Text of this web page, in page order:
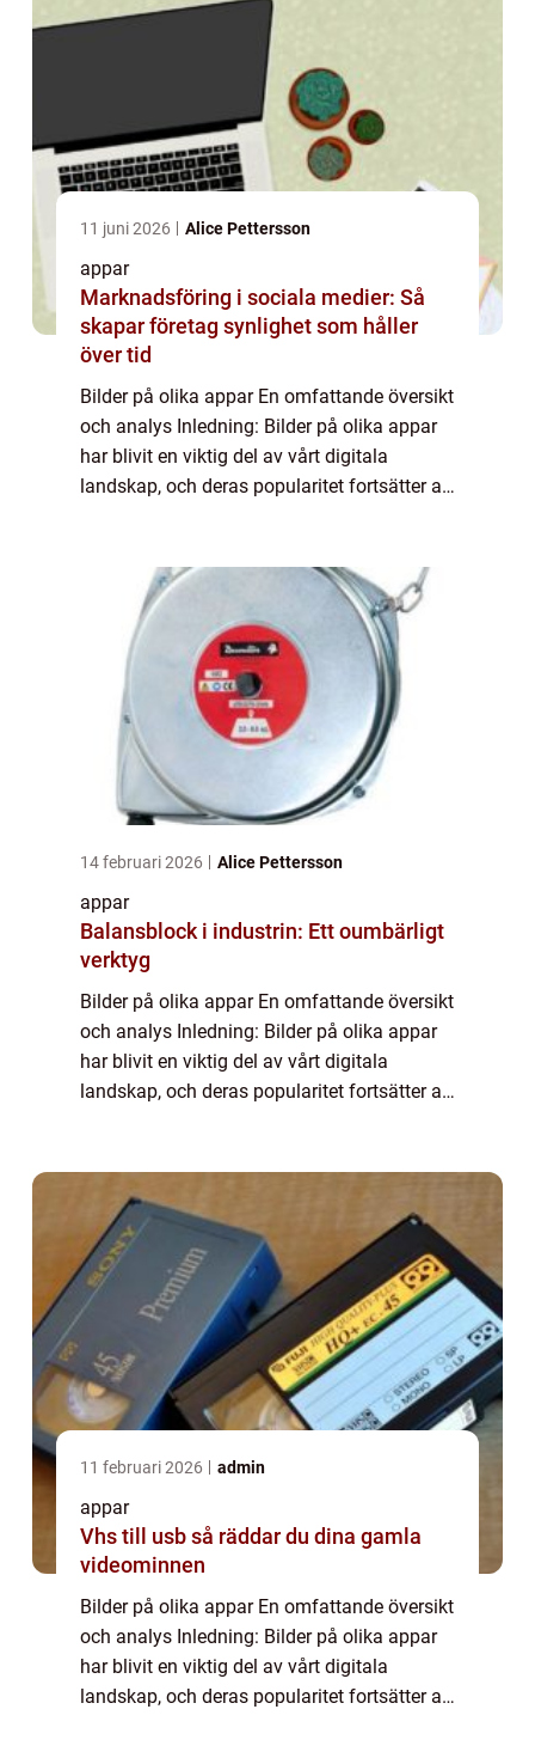
11 juni 2026 Alice Pettersson
appar
Marknadsföring i sociala medier: Så
skapar företag synlighet som håller
över tid
Bilder på olika appar En omfattande översikt
och analys Inledning: Bilder på olika appar
har blivit en viktig del av vårt digitala
landskap, och deras popularitet fortsätter att
14 februari 2026 Alice Pettersson
appar
Balansblock i industrin: Ett oumbärligt
verktyg
Bilder på olika appar En omfattande översikt
och analys Inledning: Bilder på olika appar
har blivit en viktig del av vårt digitala
landskap, och deras popularitet fortsätter att
11 februari 2026 admin
appar
Vhs till usb så räddar du dina gamla
videominnen
Bilder på olika appar En omfattande översikt
och analys Inledning: Bilder på olika appar
har blivit en viktig del av vårt digitala
landskap, och deras popularitet fortsätter att